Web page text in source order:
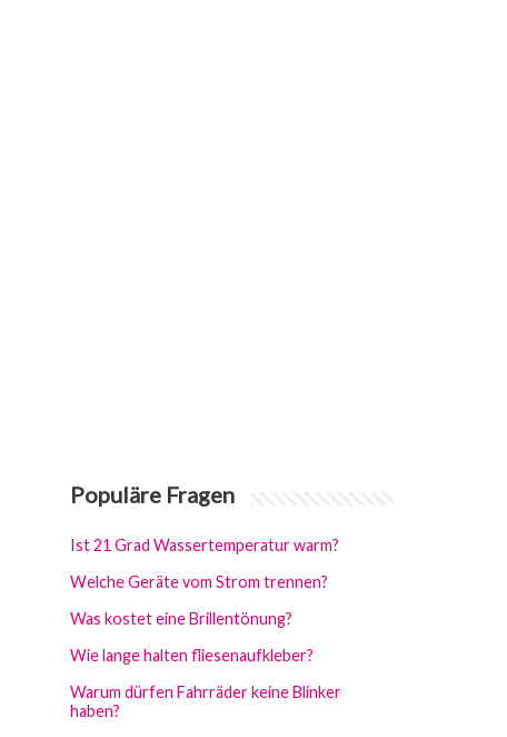
Populäre Fragen
Ist 21 Grad Wassertemperatur warm?
Welche Geräte vom Strom trennen?
Was kostet eine Brillentönung?
Wie lange halten fliesenaufkleber?
Warum dürfen Fahrräder keine Blinker
haben?